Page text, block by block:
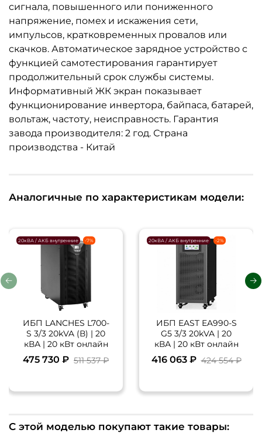
сигнала, повышенного или пониженного
напряжение, помех и искажения сети,
импульсов, кратковременных провалов или
скачков. Автоматическое зарядное устройство с
функцией самотестирования гарантирует
продолжительный срок службы системы.
Информативный ЖК экран показывает
функционирование инвертора, байпаса, батарей,
вольтаж, частоту, неисправность. Гарантия
завода производителя: 2 год. Страна
производства - Китай
Аналогичные по характеристикам модели:
20кВА / АКБ внутренние -7%
ИБП LANCHES L700-
S 3/3 20kVA (В) | 20
кВА | 20 кВт онлайн
475 730 ₽ 511 537 ₽
20кВА / АКБ внутренние -2%
ИБП EAST EA990-S
G5 3/3 20kVA | 20
кВА | 20 кВт онлайн
416 063 ₽ 424 554 ₽
С этой моделью покупают такие товары: